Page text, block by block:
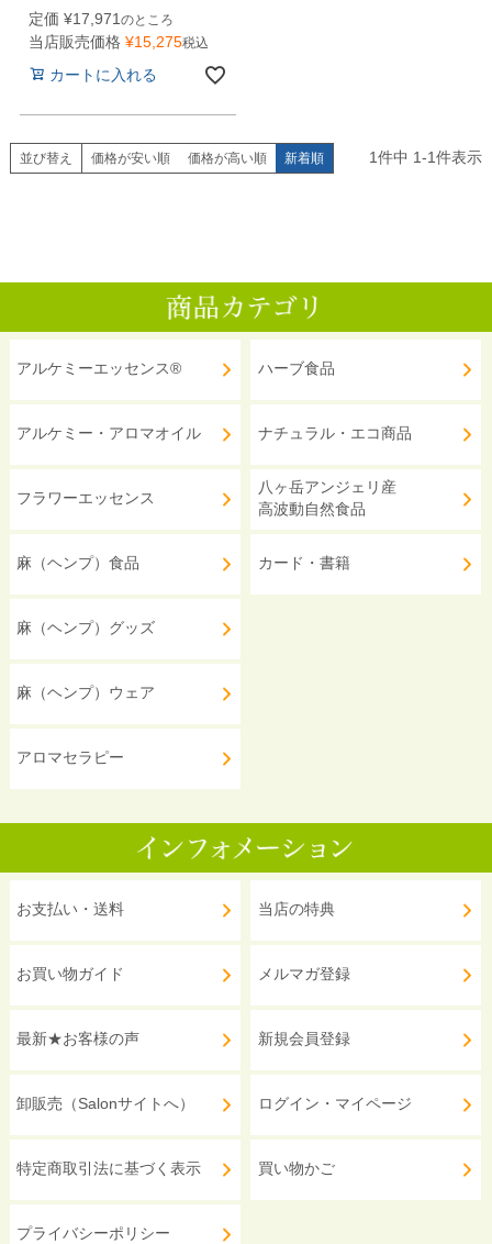
定価 ¥17,971 のところ
当店販売価格 ¥15,275税込
カートに入れる
並び替え 価格が安い順 価格が高い順 新着順 1件中 1-1件表示
アルケミーエッセンス®
アルケミー・アロマオイル
フラワーエッセンス
麻（ヘンプ）食品
麻（ヘンプ）グッズ
麻（ヘンプ）ウェア
アロマセラピー
ハーブ食品
ナチュラル・エコ商品
八ヶ岳アンジェリ産
高波動自然食品
カード・書籍
お支払い・送料
お買い物ガイド
最新★お客様の声
卸販売（Salonサイトへ）
特定商取引法に基づく表示
プライバシーポリシー
当店の特典
メルマガ登録
新規会員登録
ログイン・マイページ
買い物かご